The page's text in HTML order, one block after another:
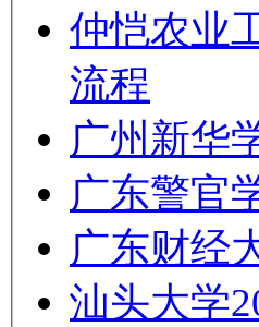
仲恺农业
流程
广州新华
广东警官
广东财经
汕头大学